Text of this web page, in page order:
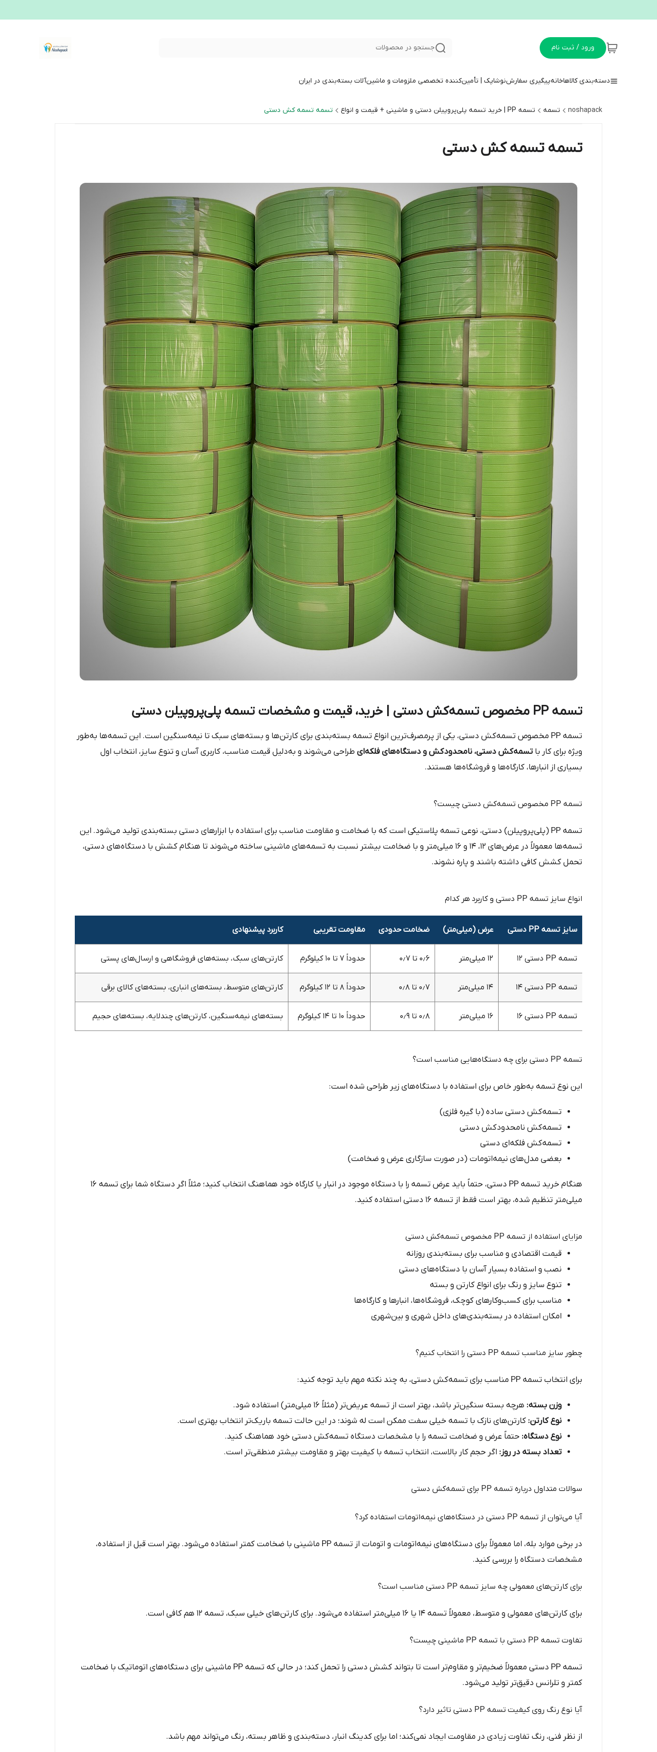
ورود / ثبت نام جستجو در محصولات
دسته‌بندی کالاهاخانهپیگیری سفارشنوشاپک | تأمین‌کننده تخصصی ملزومات و ماشین‌آلات بسته‌بندی در ایران
noshapack تسمه تسمه PP | خرید تسمه پلی‌پروپیلن دستی و ماشینی + قیمت و انواع تسمه تسمه کش دستی
تسمه تسمه کش دستی
تسمه PP مخصوص تسمه‌کش دستی | خرید، قیمت و مشخصات تسمه پلی‌پروپیلن دستی
تسمه PP مخصوص تسمه‌کش دستی، یکی از پرمصرف‌ترین انواع تسمه بسته‌بندی برای کارتن‌ها و بسته‌های سبک تا نیمه‌سنگین است. این تسمه‌ها به‌طور
ویژه برای کار با تسمه‌کش دستی، نامحدودکش و دستگاه‌های فلکه‌ای طراحی می‌شوند و به‌دلیل قیمت مناسب، کاربری آسان و تنوع سایز، انتخاب اول
بسیاری از انبارها، کارگاه‌ها و فروشگاه‌ها هستند.
تسمه PP مخصوص تسمه‌کش دستی چیست؟
تسمه PP (پلی‌پروپیلن) دستی، نوعی تسمه پلاستیکی است که با ضخامت و مقاومت مناسب برای استفاده با ابزارهای دستی بسته‌بندی تولید می‌شود. این
تسمه‌ها معمولاً در عرض‌های ۱۲، ۱۴ و ۱۶ میلی‌متر و با ضخامت بیشتر نسبت به تسمه‌های ماشینی ساخته می‌شوند تا هنگام کشش با دستگاه‌های دستی،
تحمل کشش کافی داشته باشند و پاره نشوند.
انواع سایز تسمه PP دستی و کاربرد هر کدام
سایز تسمه PP دستی عرض (میلی‌متر) ضخامت حدودی مقاومت تقریبی کاربرد پیشنهادی
تسمه PP دستی ۱۲ ۱۲ میلی‌متر ۰٫۶ تا ۰٫۷ حدوداً ۷ تا ۱۰ کیلوگرم کارتن‌های سبک، بسته‌های فروشگاهی و ارسال‌های پستی
تسمه PP دستی ۱۴ ۱۴ میلی‌متر ۰٫۷ تا ۰٫۸ حدوداً ۸ تا ۱۲ کیلوگرم کارتن‌های متوسط، بسته‌های انباری، بسته‌های کالای برقی
تسمه PP دستی ۱۶ ۱۶ میلی‌متر ۰٫۸ تا ۰٫۹ حدوداً ۱۰ تا ۱۴ کیلوگرم بسته‌های نیمه‌سنگین، کارتن‌های چندلایه، بسته‌های حجیم
تسمه PP دستی برای چه دستگاه‌هایی مناسب است؟
این نوع تسمه به‌طور خاص برای استفاده با دستگاه‌های زیر طراحی شده است:
تسمه‌کش دستی ساده (با گیره فلزی)
تسمه‌کش نامحدودکش دستی
تسمه‌کش فلکه‌ای دستی
بعضی مدل‌های نیمه‌اتومات (در صورت سازگاری عرض و ضخامت)
هنگام خرید تسمه PP دستی، حتماً باید عرض تسمه را با دستگاه موجود در انبار یا کارگاه خود هماهنگ انتخاب کنید؛ مثلاً اگر دستگاه شما برای تسمه ۱۶
میلی‌متر تنظیم شده، بهتر است فقط از تسمه ۱۶ دستی استفاده کنید.
مزایای استفاده از تسمه PP مخصوص تسمه‌کش دستی
قیمت اقتصادی و مناسب برای بسته‌بندی روزانه
نصب و استفاده بسیار آسان با دستگاه‌های دستی
تنوع سایز و رنگ برای انواع کارتن و بسته
مناسب برای کسب‌وکارهای کوچک، فروشگاه‌ها، انبارها و کارگاه‌ها
امکان استفاده در بسته‌بندی‌های داخل شهری و بین‌شهری
چطور سایز مناسب تسمه PP دستی را انتخاب کنیم؟
برای انتخاب تسمه PP مناسب برای تسمه‌کش دستی، به چند نکته مهم باید توجه کنید:
وزن بسته: هرچه بسته سنگین‌تر باشد، بهتر است از تسمه عریض‌تر (مثلاً ۱۶ میلی‌متر) استفاده شود.
نوع کارتن: کارتن‌های نازک با تسمه خیلی سفت ممکن است له شوند؛ در این حالت تسمه باریک‌تر انتخاب بهتری است.
نوع دستگاه: حتماً عرض و ضخامت تسمه را با مشخصات دستگاه تسمه‌کش دستی خود هماهنگ کنید.
تعداد بسته در روز: اگر حجم کار بالاست، انتخاب تسمه با کیفیت بهتر و مقاومت بیشتر منطقی‌تر است.
سوالات متداول درباره تسمه PP برای تسمه‌کش دستی
آیا می‌توان از تسمه PP دستی در دستگاه‌های نیمه‌اتومات استفاده کرد؟
در برخی موارد بله، اما معمولاً برای دستگاه‌های نیمه‌اتومات و اتومات از تسمه PP ماشینی با ضخامت کمتر استفاده می‌شود. بهتر است قبل از استفاده،
مشخصات دستگاه را بررسی کنید.
برای کارتن‌های معمولی چه سایز تسمه PP دستی مناسب است؟
برای کارتن‌های معمولی و متوسط، معمولاً تسمه ۱۴ یا ۱۶ میلی‌متر استفاده می‌شود. برای کارتن‌های خیلی سبک، تسمه ۱۲ هم کافی است.
تفاوت تسمه PP دستی با تسمه PP ماشینی چیست؟
تسمه PP دستی معمولاً ضخیم‌تر و مقاوم‌تر است تا بتواند کشش دستی را تحمل کند؛ در حالی که تسمه PP ماشینی برای دستگاه‌های اتوماتیک با ضخامت
کمتر و تلرانس دقیق‌تر تولید می‌شود.
آیا نوع رنگ روی کیفیت تسمه PP دستی تاثیر دارد؟
از نظر فنی، رنگ تفاوت زیادی در مقاومت ایجاد نمی‌کند؛ اما برای کدینگ انبار، دسته‌بندی و ظاهر بسته، رنگ می‌تواند مهم باشد.